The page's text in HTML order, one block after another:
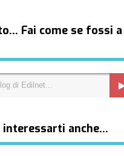
Fai come se fossi a
interessarti anche…